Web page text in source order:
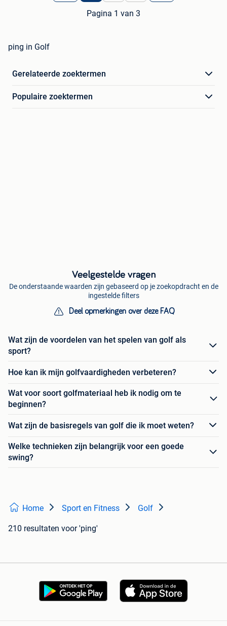
Pagina 1 van 3
ping in Golf
Gerelateerde zoektermen
Populaire zoektermen
Veelgestelde vragen
De onderstaande waarden zijn gebaseerd op je zoekopdracht en de
ingestelde filters
Deel opmerkingen over deze FAQ
Wat zijn de voordelen van het spelen van golf als
sport?
Hoe kan ik mijn golfvaardigheden verbeteren?
Wat voor soort golfmateriaal heb ik nodig om te
beginnen?
Wat zijn de basisregels van golf die ik moet weten?
Welke technieken zijn belangrijk voor een goede
swing?
Home Sport en Fitness Golf
210 resultaten voor 'ping'